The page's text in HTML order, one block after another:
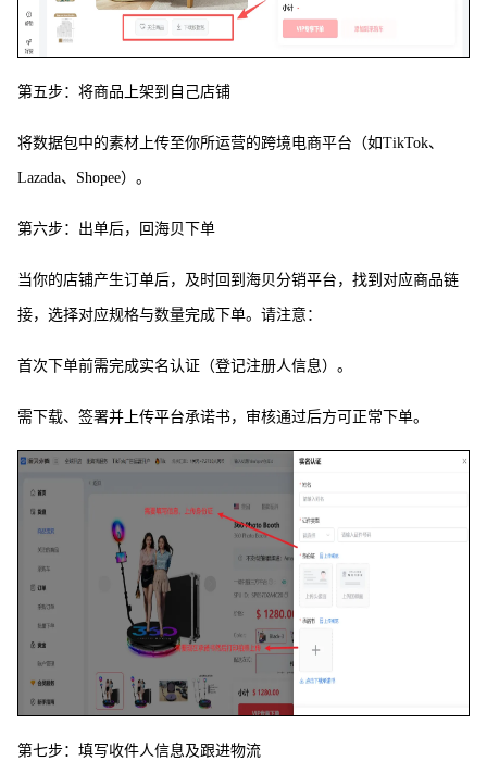
第五步：将商品上架到自己店铺
将数据包中的素材上传至你所运营的跨境电商平台（如TikTok、
Lazada、Shopee）。
第六步：出单后，回海贝下单
当你的店铺产生订单后，及时回到海贝分销平台，找到对应商品链
接，选择对应规格与数量完成下单。请注意：
首次下单前需完成实名认证（登记注册人信息）。
需下载、签署并上传平台承诺书，审核通过后方可正常下单。
第七步：填写收件人信息及跟进物流